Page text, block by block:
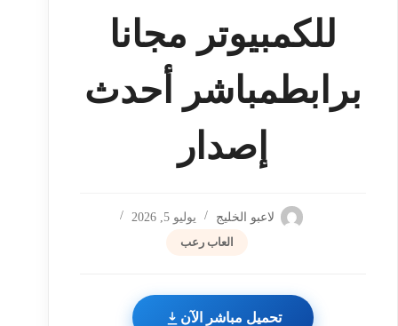
للكمبيوتر مجانا
برابطمباشر أحدث
إصدار
لاعبو الخليج
يوليو 5, 2026
العاب رعب
تحميل مباشر الآن